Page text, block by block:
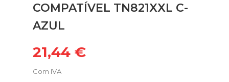
COMPATÍVEL TN821XXL C-
AZUL
21,44 €
Com IVA